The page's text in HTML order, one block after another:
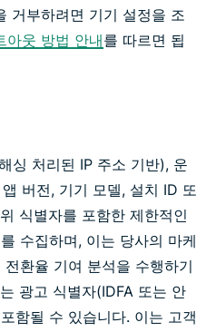
거부하려면 기기 설정을 조
웃 방법 안내를 따르면 됩
싱 처리된 IP 주소 기반), 운
버전, 기기 모델, 설치 ID 또
식별자를 포함한 제한적인
수집하며, 이는 당사의 마케
환율 기여 분석을 수행하기
광고 식별자(IDFA 또는 안
함될 수 있습니다. 이는 고객